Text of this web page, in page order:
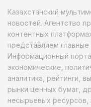
Казахстанский
новостей. Агентство
контентных
представляем
Информационный
экономические,
аналитика, рейтинги,
рынки ценных бумаг,
несырьевых ресурсов,